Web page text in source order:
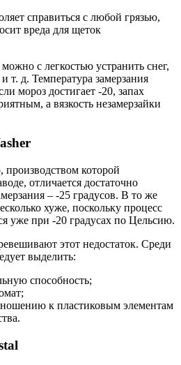
справиться с любой грязью,
вреда для щеток
с легкостью устранить снег,
т. д. Температура замерзания
мороз достигает -20, запах
а вязкость незамерзайки
производством которой
отличается достаточно
– -25 градусов. В то же
хуже, поскольку процесс
уже при -20 градусах по Цельсию.
этот недостаток. Среди
выделить:
способность;
к пластиковым элементам